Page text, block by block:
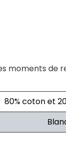
moments de
80% coton et